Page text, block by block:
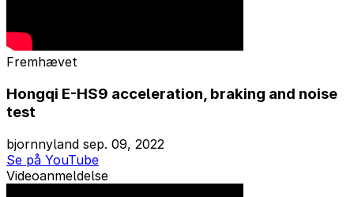
Fremhævet
Hongqi E-HS9 acceleration, braking and noise
test
bjornnyland sep. 09, 2022
Se på YouTube
Videoanmeldelse